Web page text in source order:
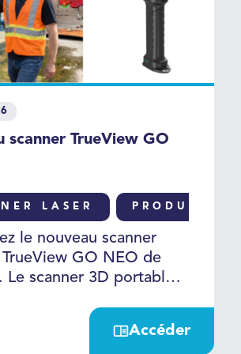
scanner TrueView GO
LASER PRODUIT
le nouveau scanner
GO NEO de
offrant un excellent
Accéder